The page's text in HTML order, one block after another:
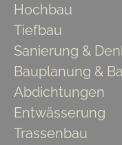
Hochbau
Tiefbau
Sanierung &
Bauplanung &
Abdichtungen
Entwässerung
Trassenbau